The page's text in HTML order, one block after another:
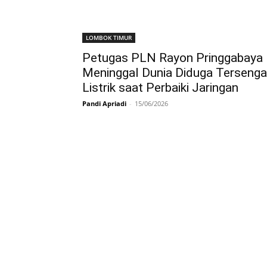
LOMBOK TIMUR
Petugas PLN Rayon Pringgabaya
Meninggal Dunia Diduga
Listrik saat Perbaiki Jaringan
Pandi Apriadi - 15/06/2026